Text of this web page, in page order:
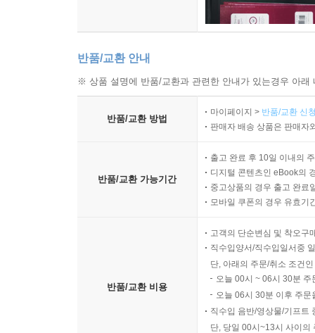
반품/교환 안내
※ 상품 설명에 반품/교환과 관련한 안내가 있는경우 아
반품/교환 방법
마이페이지 > 반품/교환 신
판매자 배송 상품은 판매자
반품/교환 가능기간
출고 완료 후 10일 이내의
디지털 콘텐츠인 eBook의
중고상품의 경우 출고 완료
모바일 쿠폰의 경우 유효기
반품/교환 비용
고객의 단순변심 및 착오구
직수입양서/직수입일서중
단, 아래의 주문/취소 조건
오늘 00시 ~ 06시 30분
오늘 06시 30분 이후 주
직수입 음반/영상물/기프트
단, 당일 00시~13시 사이의